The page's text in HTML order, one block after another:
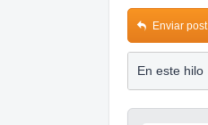
Enviar post